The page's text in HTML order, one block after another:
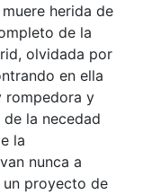
herida de
de la
olvidada por
en ella
rompedora y
la necedad
la
nunca a
proyecto de